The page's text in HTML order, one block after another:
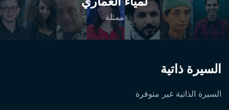
ممثلة
السيرة ذاتية
السيرة الذاتية غير متوفرة